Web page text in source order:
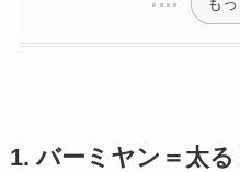
1. バーミヤン＝太る